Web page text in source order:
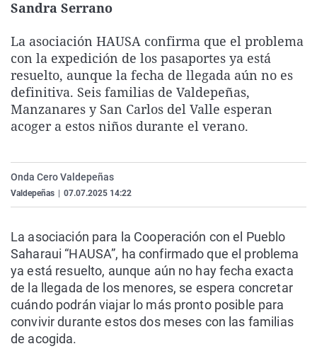
Gente viajera
Como el perro y el
Retornados
Equipo de
Operación Viuda
Galicia
La Rioja
Navarra
País Vasco
Televisión
Elecciones
Sandra Serrano
La asociación HAUSA confirma que el problema
con la expedición de los pasaportes ya está
resuelto, aunque la fecha de llegada aún no es
definitiva. Seis familias de Valdepeñas,
Manzanares y San Carlos del Valle esperan
acoger a estos niños durante el verano.
Onda Cero Valdepeñas
Valdepeñas 07.07.2025 14:22
La asociación para la Cooperación con el Pueblo
Saharaui “HAUSA”, ha confirmado que el problema
ya está resuelto, aunque aún no hay fecha exacta
de la llegada de los menores, se espera concretar
cuándo podrán viajar lo más pronto posible para
convivir durante estos dos meses con las familias
de acogida.